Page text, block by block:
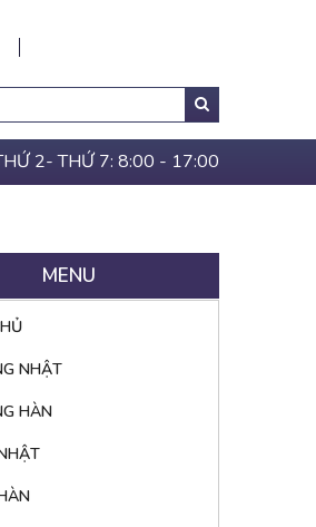
kiếm:
Search
2- THỨ 7: 8:00 - 17:00
MENU
NHẬT
HÀN